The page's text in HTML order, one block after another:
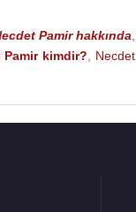
Pamir hakkında
Pamir kimdir?
Necdet